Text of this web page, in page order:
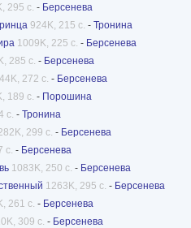
295 с. - Берсенева
924K, 215 с. - Тронина
1009K, 225 с. - Берсенева
285 с. - Берсенева
272 с. - Берсенева
189 с. - Порошина
с. - Тронина
299 с. - Берсенева
с. - Берсенева
1083K, 250 с. - Берсенева
1263K, 295 с. - Берсенева
261 с. - Берсенева
309 с. - Берсенева